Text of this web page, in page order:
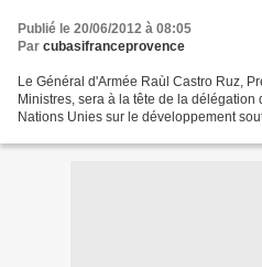
Publié le 20/06/2012 à 08:05
Par cubasifranceprovence
Le Général d'Armée Raùl Castro Ruz,
Ministres, sera à la tête de la
Nations Unies sur le développement